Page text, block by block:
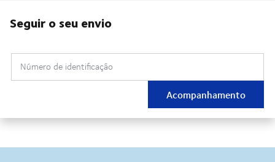
Seguir o seu envio
Número de identificação
Acompanhamento